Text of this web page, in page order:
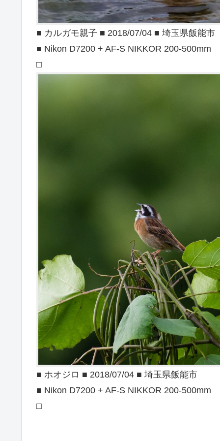
■ カルガモ親子 ■ 2018/07/04 ■ 埼玉県飯能市
■ Nikon D7200 + AF-S NIKKOR 200-500mm
□
■ ホオジロ ■ 2018/07/04 ■ 埼玉県飯能市
■ Nikon D7200 + AF-S NIKKOR 200-500mm
□